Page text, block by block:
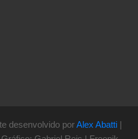
desenvolvido porAlex Abatti|